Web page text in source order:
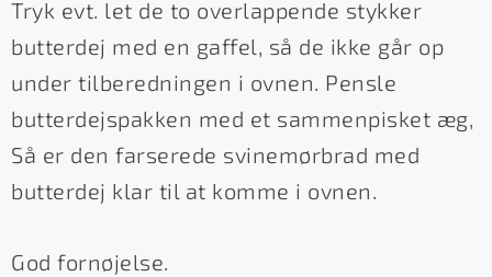
Tryk evt. let de to overlappende stykker
butterdej med en gaffel, så de ikke går op
under tilberedningen i ovnen. Pensle
butterdejspakken med et sammenpisket æg,
Så er den farserede svinemørbrad med
butterdej klar til at komme i ovnen.
God fornøjelse.